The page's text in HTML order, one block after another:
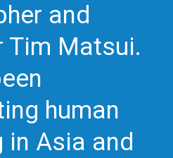
and
Tim Matsui.
human
Asia and